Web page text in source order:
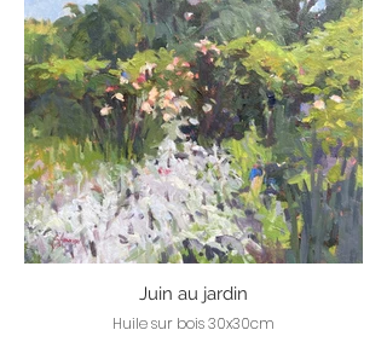
Juin au jardin
Huile sur bois 30x30cm